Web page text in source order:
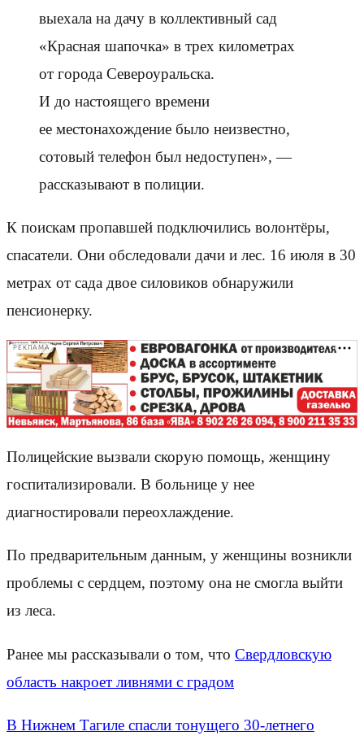
выехала на дачу в коллективный сад
«Красная шапочка» в трех километрах
от города Североуральска.
И до настоящего времени
ее местонахождение было неизвестно,
сотовый телефон был недоступен», —
рассказывают в полиции.
К поискам пропавшей подключились волонтёры,
спасатели. Они обследовали дачи и лес. 16 июля в 30
метрах от сада двое силовиков обнаружили
пенсионерку.
РЕКЛАМА
Полицейские вызвали скорую помощь, женщину
госпитализировали. В больнице у нее
диагностировали переохлаждение.
По предварительным данным, у женщины возникли
проблемы с сердцем, поэтому она не смогла выйти
из леса.
Ранее мы рассказывали о том, что Свердловскую
область накроет ливнями с градом
В Нижнем Тагиле спасли тонущего 30-летнего